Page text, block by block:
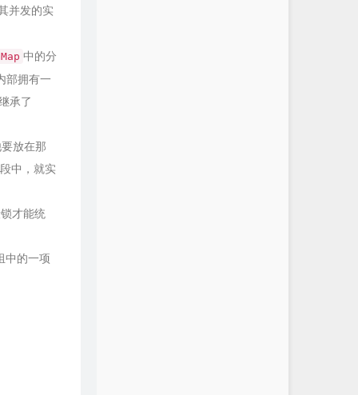
并发的实
中的分
部拥有一
承了
放在那
中，就实
才能统
中的一项